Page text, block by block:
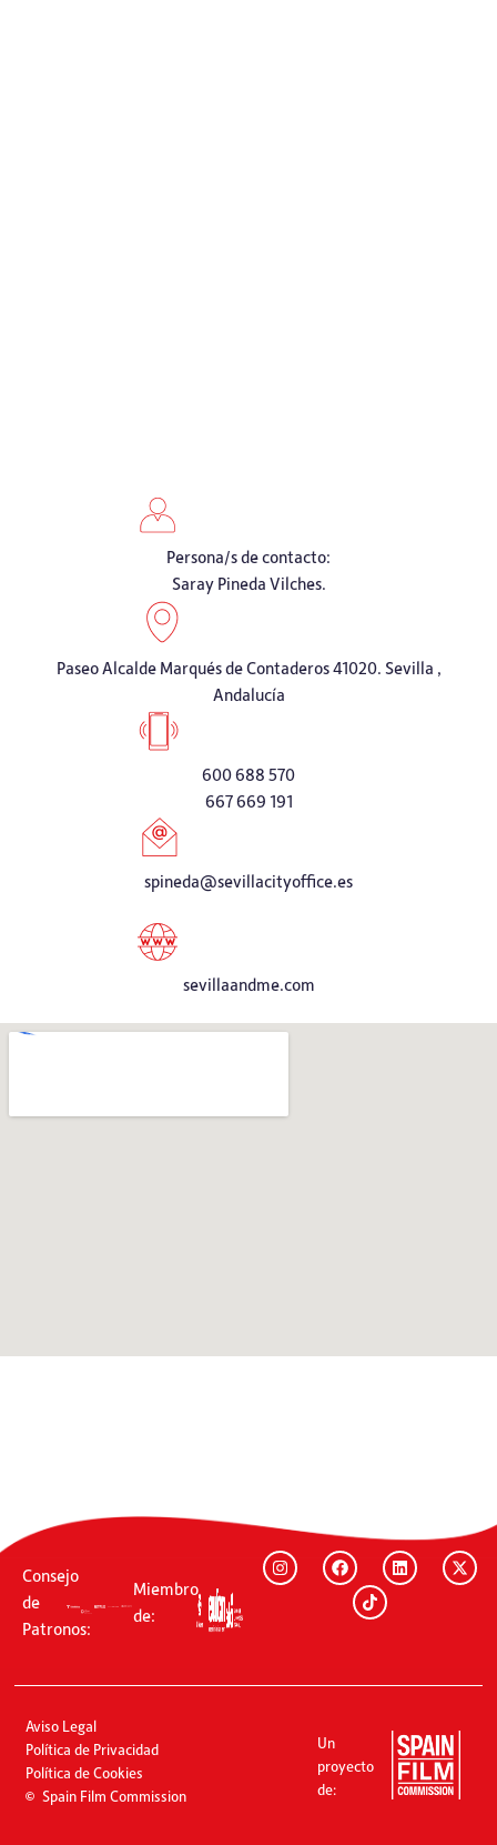
Persona/s de contacto:
Saray Pineda Vilches.
Paseo Alcalde Marqués de Contaderos 41020. Sevilla ,
Andalucía
600 688 570
667 669 191
spineda@sevillacityoffice.es
sevillaandme.com
Consejo
de
Patronos:
Miembro
de:
Aviso Legal
Política de Privacidad
Política de Cookies
Spain Film Commission
Un
proyecto
de: